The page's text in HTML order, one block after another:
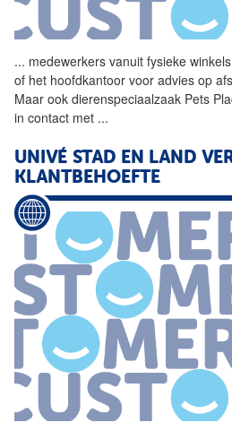
... medewerkers vanuit fysieke winkels
of het hoofdkantoor voor advies op
Maar ook dierenspeciaalzaak Pets
in contact met ...
UNIVÉ STAD EN LAND
KLANTBEHOEFTE